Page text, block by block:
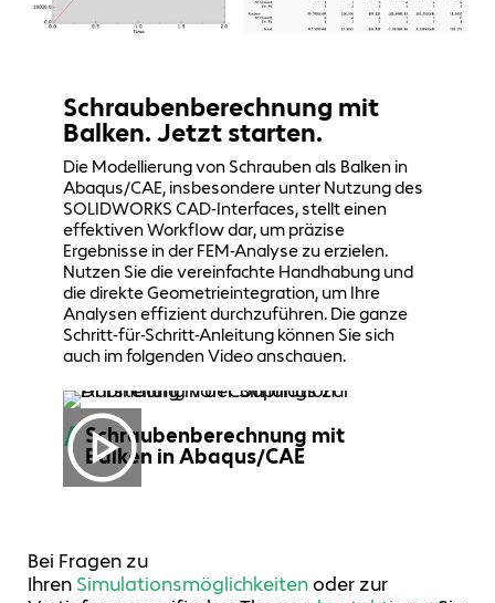
Schraubenberechnung mit
Balken. Jetzt starten.
Die Modellierung von Schrauben als Balken in
Abaqus/CAE, insbesondere unter Nutzung des
SOLIDWORKS CAD-Interfaces, stellt einen
effektiven Workflow dar, um präzise
Ergebnisse in der FEM-Analyse zu erzielen.
Nutzen Sie die vereinfachte Handhabung und
die direkte Geometrieintegration, um Ihre
Analysen effizient durchzuführen. Die ganze
Schritt-für-Schritt-Anleitung können Sie sich
auch im folgenden Video anschauen.
Schraubenberechnung mit
Balken in Abaqus/CAE
Bei Fragen zu
Ihren Simulationsmöglichkeitenoder zur